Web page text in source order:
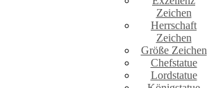
Zeichen
Herrschaft
Zeichen
Größe Zeichen
Chefstatue
Lordstatue